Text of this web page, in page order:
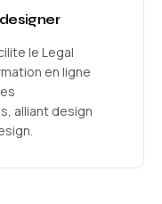
le Legal
en ligne
alliant design